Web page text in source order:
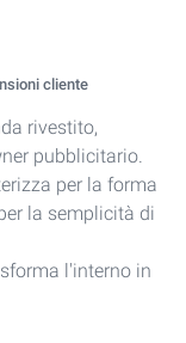
cliente
rivestito,
pubblicitario.
per la forma
la semplicità di
l'interno in